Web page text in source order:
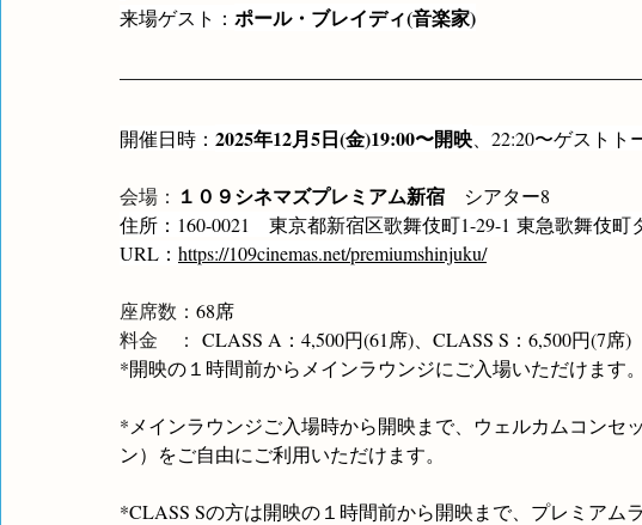
来場ゲスト： ポール・ブレイディ(音楽家)
開催日時： 2025年12月5日(金)19:00〜開映 、22:20〜ゲスト
会場： １０９シネマズプレミアム新宿 シアター8
住所：160-0021　東京都新宿区歌舞伎町1-29-1 東急歌舞伎町
URL： https://109cinemas.net/premiumshinjuku/
座席数： 68席
料金　： CLASS A：4,500円(61席)、CLASS S：6,500円(7席)
*開映の１時間前からメインラウンジにご入場いただけます。
*メインラウンジご入場時から開映まで、ウェルカムコンセ
ン）をご自由にご利用いただけます。
*CLASS Sの方は開映の１時間前から開映まで、プレミアム